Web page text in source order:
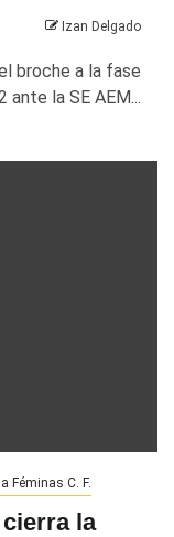
Izan Delgado
broche a la fase
ante la SE AEM...
Féminas C. F.
la